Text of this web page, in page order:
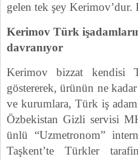
gelen tek şey Kerimov’dur.
Kerimov Türk
davranıyor
Kerimov bizzat kendisi
göstererek, ürünün ne
ve kurumlara, Türk iş
Özbekistan Gizli servisi
ünlü “Uzmetronom”
Taşkent’te Türkler